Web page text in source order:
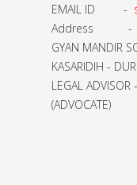
EMAIL ID -
Address -
GYAN MANDIR
KASARIDIH -
LEGAL ADVISOR
(ADVOCATE)